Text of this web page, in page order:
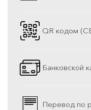
QR кодом
Банковской
Перевод по